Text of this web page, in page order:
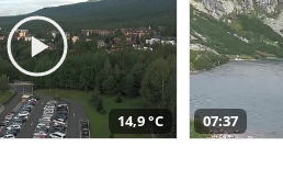
14,9 °C 07:37